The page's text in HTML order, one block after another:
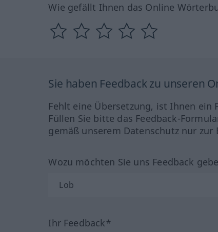
Wie gefällt Ihnen das Online
Sie haben Feedback zu unseren
Fehlt eine Übersetzung, ist Ihnen ein
Füllen Sie bitte das Feedback-
gemäß unserem Datenschutz nur
Wozu möchten Sie uns Feedback
Ihr Feedback*